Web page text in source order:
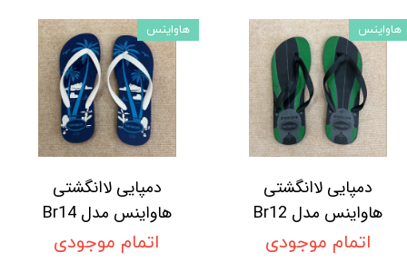
دمپایی لاانگشتی
هاواینس مدل Br12
اتمام موجودی
هاواینس
دمپایی لاانگشتی
هاواینس مدل Br14
اتمام موجودی
هاواینس